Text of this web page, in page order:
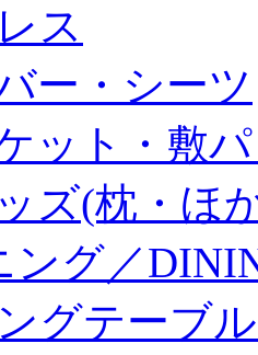
ス
ー・シーツ
ット・敷
ズ(枕・ほ
ング／
グテーブ